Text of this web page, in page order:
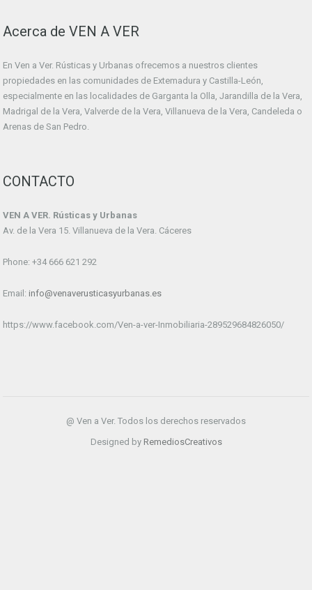
Acerca de VEN A VER
En Ven a Ver. Rústicas y Urbanas ofrecemos a nuestros clientes
propiedades en las comunidades de Extemadura y Castilla-León,
especialmente en las localidades de Garganta la Olla, Jarandilla de la Vera,
Madrigal de la Vera, Valverde de la Vera, Villanueva de la Vera, Candeleda o
Arenas de San Pedro.
CONTACTO
VEN A VER. Rústicas y Urbanas
Av. de la Vera 15. Villanueva de la Vera. Cáceres
Phone: +34 666 621 292
Email: info@venaverusticasyurbanas.es
https://www.facebook.com/Ven-a-ver-Inmobiliaria-289529684826050/
@ Ven a Ver. Todos los derechos reservados
Designed by RemediosCreativos